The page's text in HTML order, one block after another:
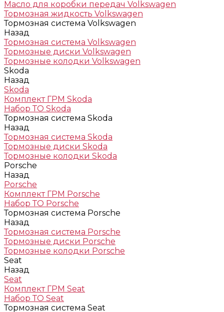
Масло для коробки передач Volkswagen
Тормозная жидкость Volkswagen
Тормозная система Volkswagen
Назад
Тормозная система Volkswagen
Тормозные диски Volkswagen
Тормозные колодки Volkswagen
Skoda
Назад
Skoda
Комплект ГРМ Skoda
Набор ТО Skoda
Тормозная система Skoda
Назад
Тормозная система Skoda
Тормозные диски Skoda
Тормозные колодки Skoda
Porsche
Назад
Porsche
Комплект ГРМ Porsche
Набор ТО Porsche
Тормозная система Porsche
Назад
Тормозная система Porsche
Тормозные диски Porsche
Тормозные колодки Porsche
Seat
Назад
Seat
Комплект ГРМ Seat
Набор ТО Seat
Тормозная система Seat